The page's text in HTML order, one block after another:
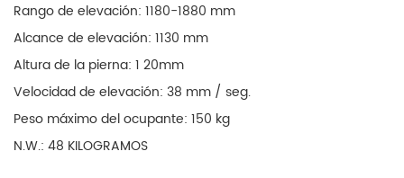
Rango de elevación: 1180-1880 mm
Alcance de elevación: 1130 mm
Altura de la pierna: 1 20mm
Velocidad de elevación: 38 mm / seg.
Peso máximo del ocupante: 150 kg
N.W.: 48 KILOGRAMOS